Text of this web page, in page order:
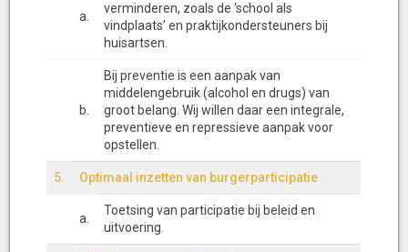
a.
verminderen, zoals de ‘school als
vindplaats’ en praktijkondersteuners bij
huisartsen.
b.
Bij preventie is een aanpak van
middelengebruik (alcohol en drugs) van
groot belang. Wij willen daar een integrale,
preventieve en repressieve aanpak voor
opstellen.
5. Optimaal inzetten van burgerparticipatie
a.
Toetsing van participatie bij beleid en
uitvoering.